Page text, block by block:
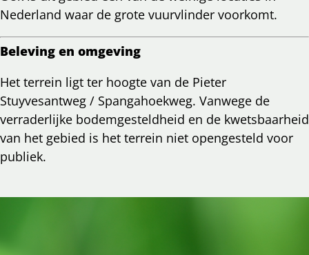
Nederland waar de grote vuurvlinder voorkomt.
Beleving en omgeving
Het terrein ligt ter hoogte van de Pieter
Stuyvesantweg / Spangahoekweg. Vanwege de
verraderlijke bodemgesteldheid en de kwetsbaarheid
van het gebied is het terrein niet opengesteld voor
publiek.